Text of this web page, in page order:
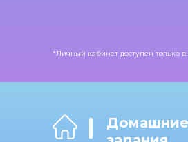
*Личный кабинет доступен только
Домашние